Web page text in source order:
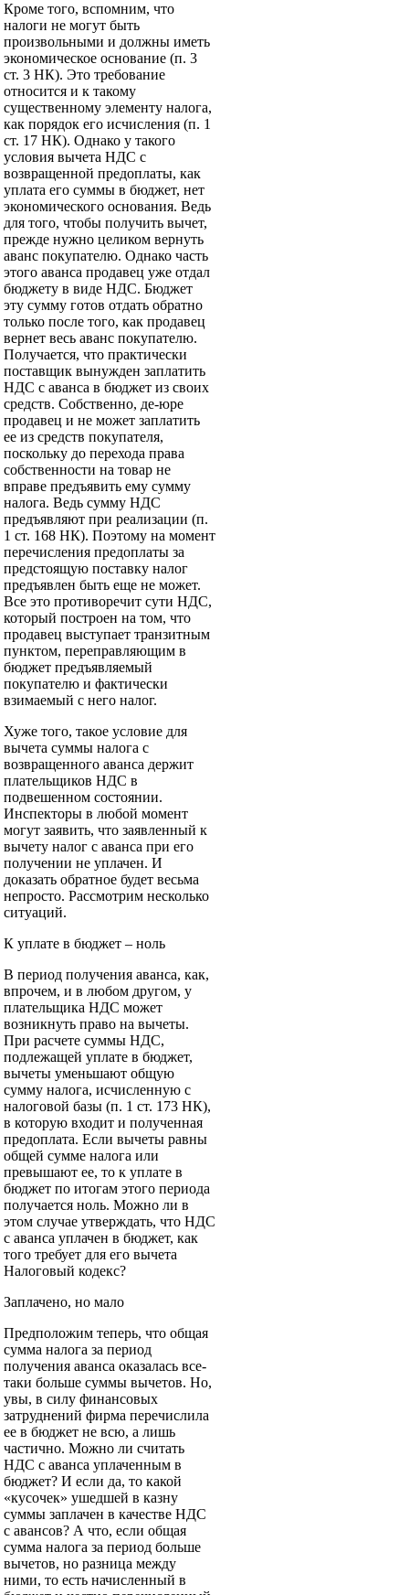
Кроме того, вспомним, что
налоги не могут быть
произвольными и должны иметь
экономическое основание (п. 3
ст. 3 НК). Это требование
относится и к такому
существенному элементу налога,
как порядок его исчисления (п. 1
ст. 17 НК). Однако у такого
условия вычета НДС с
возвращенной предоплаты, как
уплата его суммы в бюджет, нет
экономического основания. Ведь
для того, чтобы получить вычет,
прежде нужно целиком вернуть
аванс покупателю. Однако часть
этого аванса продавец уже отдал
бюджету в виде НДС. Бюджет
эту сумму готов отдать обратно
только после того, как продавец
вернет весь аванс покупателю.
Получается, что практически
поставщик вынужден заплатить
НДС с аванса в бюджет из своих
средств. Собственно, де-юре
продавец и не может заплатить
ее из средств покупателя,
поскольку до перехода права
собственности на товар не
вправе предъявить ему сумму
налога. Ведь сумму НДС
предъявляют при реализации (п.
1 ст. 168 НК). Поэтому на момент
перечисления предоплаты за
предстоящую поставку налог
предъявлен быть еще не может.
Все это противоречит сути НДС,
который построен на том, что
продавец выступает транзитным
пунктом, переправляющим в
бюджет предъявляемый
покупателю и фактически
взимаемый с него налог.
Хуже того, такое условие для
вычета суммы налога с
возвращенного аванса держит
плательщиков НДС в
подвешенном состоянии.
Инспекторы в любой момент
могут заявить, что заявленный к
вычету налог с аванса при его
получении не уплачен. И
доказать обратное будет весьма
непросто. Рассмотрим несколько
ситуаций.
К уплате в бюджет – ноль
В период получения аванса, как,
впрочем, и в любом другом, у
плательщика НДС может
возникнуть право на вычеты.
При расчете суммы НДС,
подлежащей уплате в бюджет,
вычеты уменьшают общую
сумму налога, исчисленную с
налоговой базы (п. 1 ст. 173 НК),
в которую входит и полученная
предоплата. Если вычеты равны
общей сумме налога или
превышают ее, то к уплате в
бюджет по итогам этого периода
получается ноль. Можно ли в
этом случае утверждать, что НДС
с аванса уплачен в бюджет, как
того требует для его вычета
Налоговый кодекс?
Заплачено, но мало
Предположим теперь, что общая
сумма налога за период
получения аванса оказалась все-
таки больше суммы вычетов. Но,
увы, в силу финансовых
затруднений фирма перечислила
ее в бюджет не всю, а лишь
частично. Можно ли считать
НДС с аванса уплаченным в
бюджет? И если да, то какой
«кусочек» ушедшей в казну
суммы заплачен в качестве НДС
с авансов? А что, если общая
сумма налога за период больше
вычетов, но разница между
ними, то есть начисленный в